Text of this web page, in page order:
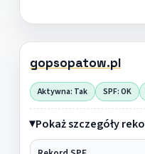
gopsopatow.pl
Aktywna: Tak SPF: OK
Pokaż szczegóły